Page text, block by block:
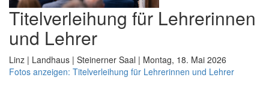
Titelverleihung für Lehrerinnen
und Lehrer
Linz | Landhaus | Steinerner Saal | Montag, 18. Mai 2026
Fotos anzeigen: Titelverleihung für Lehrerinnen und Lehrer